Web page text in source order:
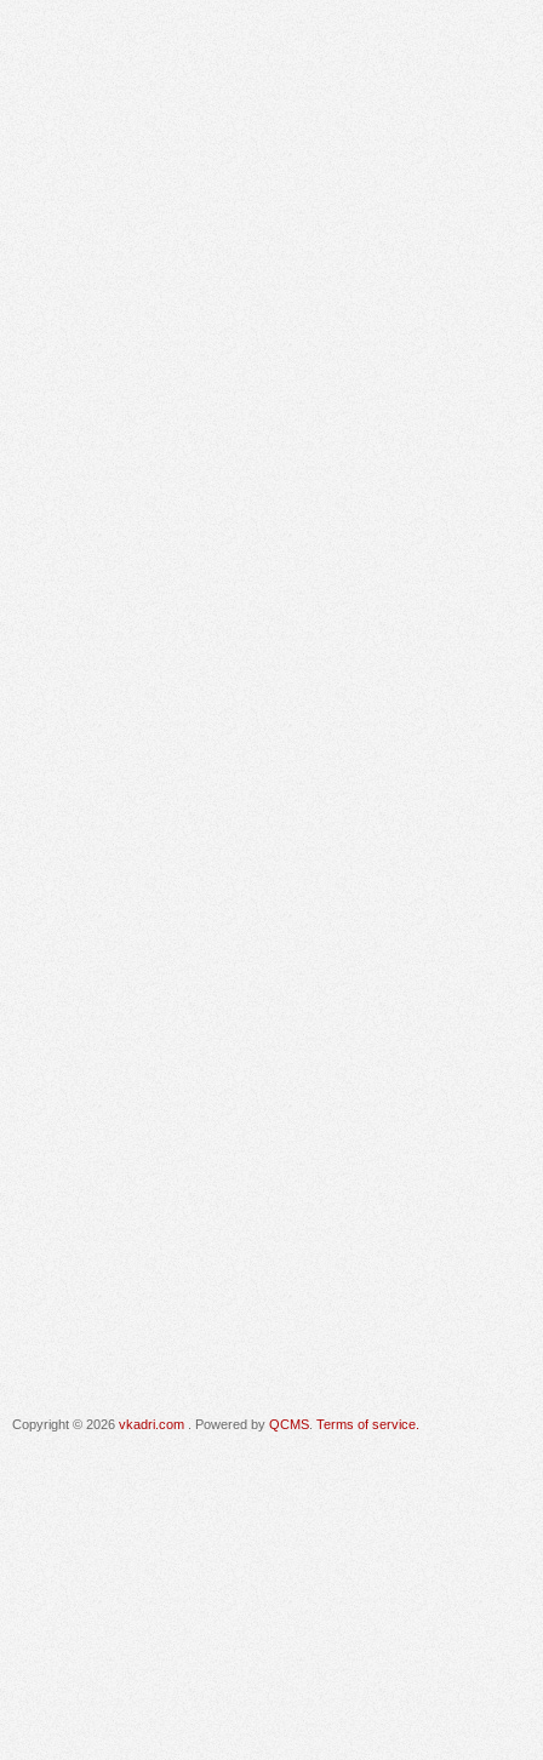
Copyright © 2026 vkadri.com . Powered by QCMS Terms of service.